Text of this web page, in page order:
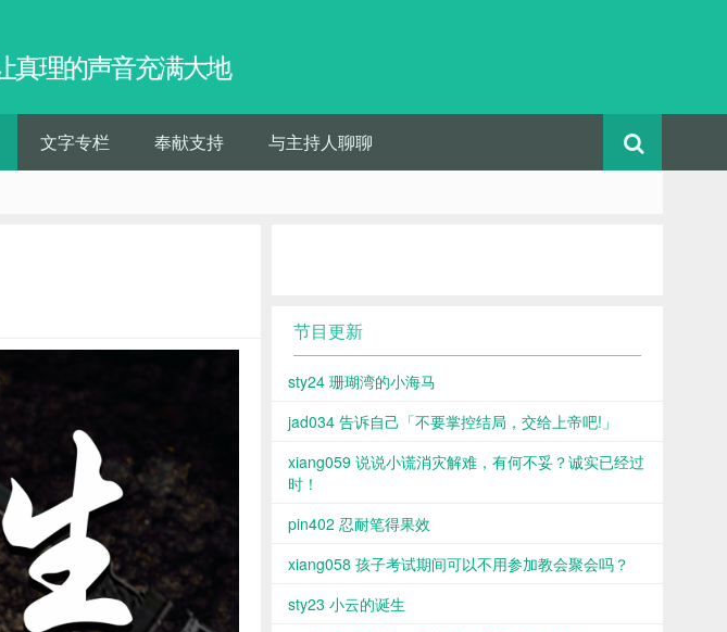
真理的声音充满大地
文字专栏 奉献支持 与主持人聊聊
节目更新
sty24 珊瑚湾的小海马
jad034 告诉自己「不要掌控结局，交给上帝吧!」
xiang059 说说小谎消灾解难，有何不妥？诚实已经过
时！
pin402 忍耐笔得果效
xiang058 孩子考试期间可以不用参加教会聚会吗？
sty23 小云的诞生